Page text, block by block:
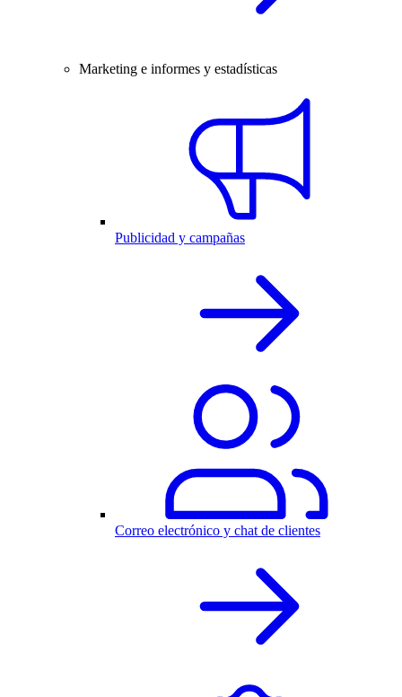
Marketing e informes y estadísticas
Publicidad y campañas
Correo electrónico y chat de clientes